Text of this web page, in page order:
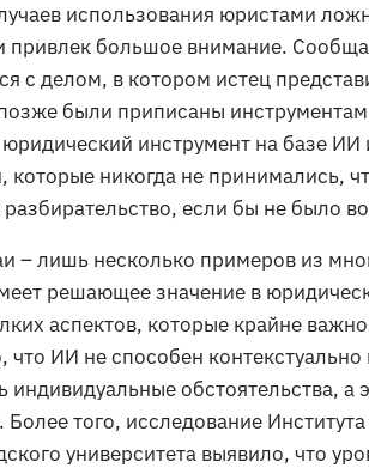
использования юристами
привлек большое внимание.
с делом, в котором истец
были приписаны
инструмент на базе
которые никогда не принимались,
разбирательство, если бы не было
– лишь несколько примеров из
решающее значение в
аспектов, которые крайне
что ИИ не способен
индивидуальные обстоятельства,
Более того, исследование
университета выявило, что